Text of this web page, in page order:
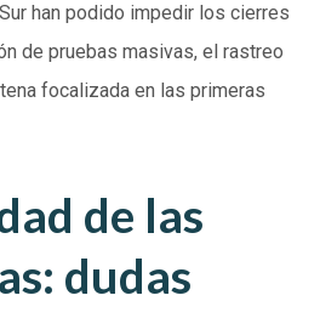
han podido impedir los cierres
de pruebas masivas, el rastreo
focalizada en las primeras
de las
dudas